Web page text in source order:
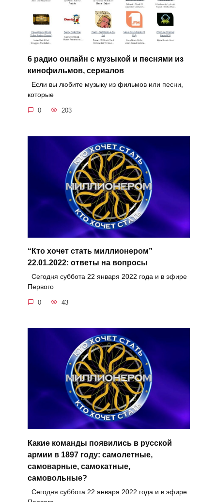
6 радио онлайн с музыкой и песнями из
кинофильмов, сериалов
Если вы любите музыку из фильмов или песни,
которые
0 203
“Кто хочет стать миллионером”
22.01.2022: ответы на вопросы
Сегодня суббота 22 января 2022 года и в эфире
Первого
0 43
Какие команды появились в русской
армии в 1897 году: самолетные,
самоварные, самокатные,
самовольные?
Сегодня суббота 22 января 2022 года и в эфире